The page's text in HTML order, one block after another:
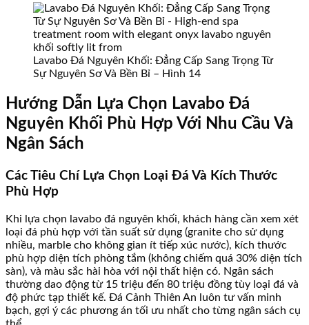
Lavabo Đá Nguyên Khối: Đẳng Cấp Sang Trọng Từ
Sự Nguyên Sơ Và Bền Bỉ – Hình 14
Hướng Dẫn Lựa Chọn Lavabo Đá
Nguyên Khối Phù Hợp Với Nhu Cầu Và
Ngân Sách
Các Tiêu Chí Lựa Chọn Loại Đá Và Kích Thước
Phù Hợp
Khi lựa chọn lavabo đá nguyên khối, khách hàng cần xem xét
loại đá phù hợp với tần suất sử dụng (granite cho sử dụng
nhiều, marble cho không gian ít tiếp xúc nước), kích thước
phù hợp diện tích phòng tắm (không chiếm quá 30% diện tích
sàn), và màu sắc hài hòa với nội thất hiện có. Ngân sách
thường dao động từ 15 triệu đến 80 triệu đồng tùy loại đá và
độ phức tạp thiết kế. Đá Cảnh Thiên An luôn tư vấn minh
bạch, gợi ý các phương án tối ưu nhất cho từng ngân sách cụ